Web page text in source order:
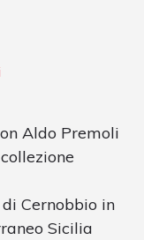
Aldo Premoli
Cernobbio in
Sicilia